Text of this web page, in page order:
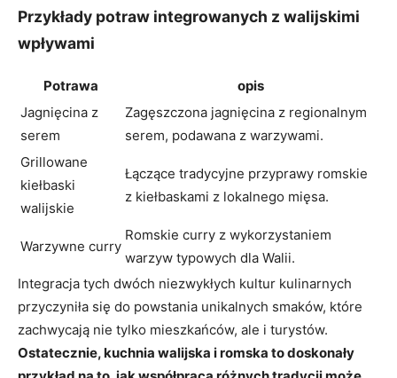
Przykłady potraw integrowanych z walijskimi
wpływami
Potrawa
opis
Jagnięcina z
serem
Zagęszczona jagnięcina z regionalnym
serem, podawana z warzywami.
Grillowane
kiełbaski
walijskie
Łączące tradycyjne przyprawy romskie
z kiełbaskami z lokalnego mięsa.
Warzywne curry
Romskie curry z wykorzystaniem
warzyw typowych dla Walii.
Integracja tych dwóch niezwykłych kultur kulinarnych
przyczyniła się do powstania unikalnych smaków, które
zachwycają nie tylko mieszkańców, ale i turystów.
Ostatecznie, kuchnia walijska i romska to doskonały